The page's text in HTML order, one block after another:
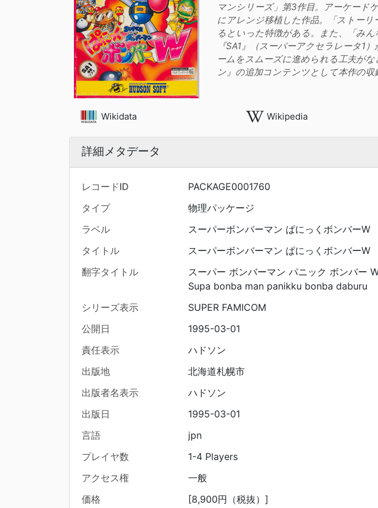
マンシリーズ」第3作目。アーケード
にアレンジ移植した作品。「ストー
るといった特徴がある。また、「み
『SA1』（スーパーアクセラレータ1
ームをスムーズに進められる工夫が
ン』の追加コンテンツとして本作の収
Wikidata Wikipedia
詳細メタデータ
レコードID
PACKAGE0001760
タイプ
物理パッケージ
ラベル
スーパーボンバーマン ぱにっくボンバーW
タイトル
スーパーボンバーマン ぱにっくボンバーW
翻字タイトル
スーパー ボンバーマン パニック ボンバー
Supa bonba man panikku bonba daburu
シリーズ表示
SUPER FAMICOM
公開日
1995-03-01
責任表示
ハドソン
出版地
北海道札幌市
出版者名表示
ハドソン
出版日
1995-03-01
言語
jpn
プレイヤ数
1-4 Players
アクセス権
一般
価格
[8,900円（税抜）]